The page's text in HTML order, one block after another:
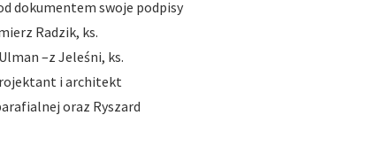
dokumentem swoje podpisy
Radzik, ks.
–z Jeleśni, ks.
i architekt
oraz Ryszard